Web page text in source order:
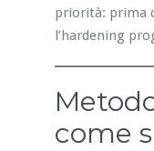
priorità: prima
l’hardening
come